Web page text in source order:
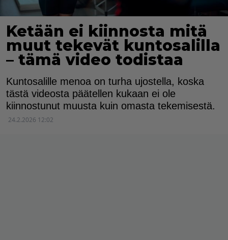
Ketään ei kiinnosta mitä
muut tekevät kuntosalilla
– tämä video todistaa
Kuntosalille menoa on turha ujostella, koska
tästä videosta päätellen kukaan ei ole
kiinnostunut muusta kuin omasta tekemisestä.
24.2.2026 12:02